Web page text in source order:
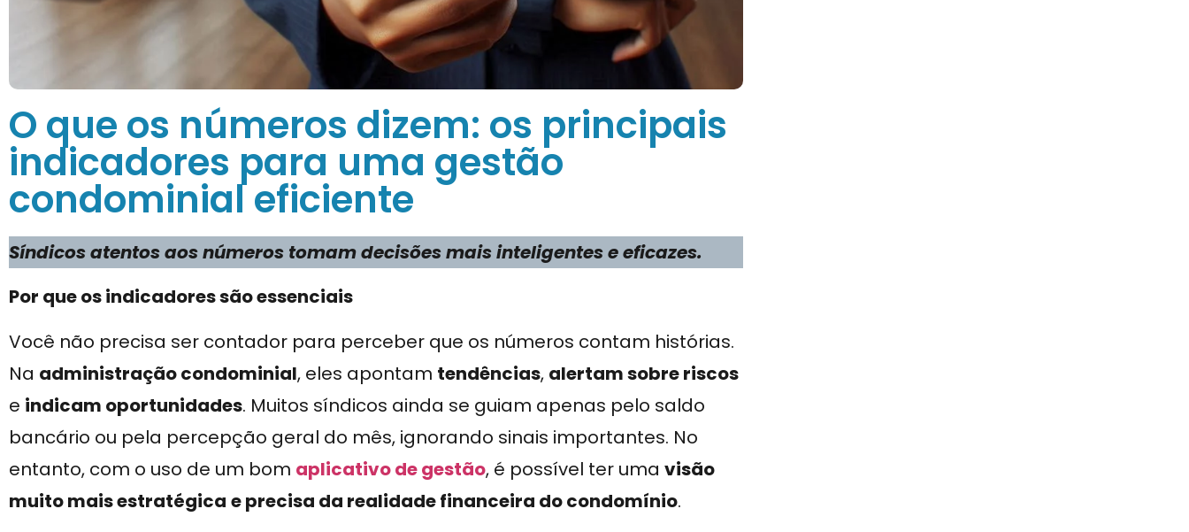
O que os números dizem: os principais
indicadores para uma gestão
condominial eficiente
Síndicos atentos aos números tomam decisões mais inteligentes e eficazes.
Por que os indicadores são essenciais
Você não precisa ser contador para perceber que os números contam histórias.
Na administração condominial, eles apontam tendências, alertam sobre riscos
e indicam oportunidades. Muitos síndicos ainda se guiam apenas pelo saldo
bancário ou pela percepção geral do mês, ignorando sinais importantes. No
entanto, com o uso de um bom aplicativo de gestão, é possível ter uma visão
muito mais estratégica e precisa da realidade financeira do condomínio.